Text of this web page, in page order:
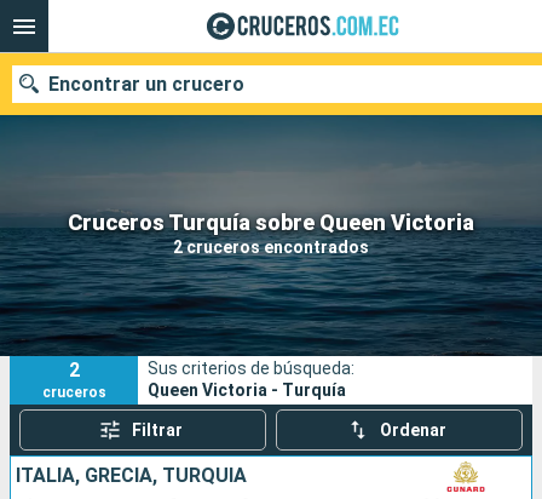
Cruceros Turquía sobre Queen Victoria
2 cruceros encontrados
Encontrar un crucero
Nuestros destinos
Fecha de salida
Puertos Compañías
Buscar
2
cruceros
Sus criterios de búsqueda:
Queen Victoria - Turquía
Filtrar Ordenar
ITALIA, GRECIA, TURQUÍA